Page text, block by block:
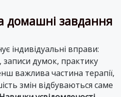
домашні завдання
індивідуальні вправи:
думок, практику
важлива частина терапії,
змін відбуваються саме